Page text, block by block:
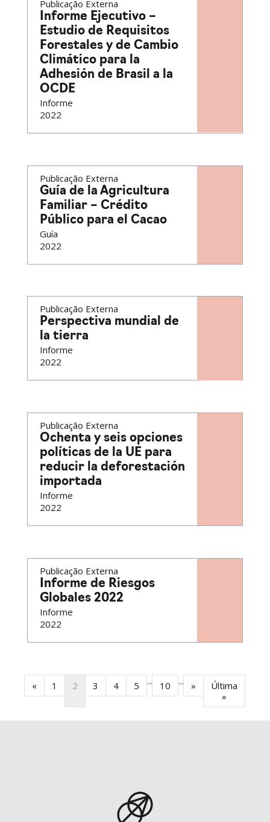
Publicação Externa
Informe Ejecutivo –
Estudio de Requisitos
Forestales y de Cambio
Climático para la
Adhesión de Brasil a la
OCDE
Informe
2022
Publicação Externa
Guía de la Agricultura
Familiar – Crédito
Público para el Cacao
Guía
2022
Publicação Externa
Perspectiva mundial de
la tierra
Informe
2022
Publicação Externa
Ochenta y seis opciones
políticas de la UE para
reducir la deforestación
importada
Informe
2022
Publicação Externa
Informe de Riesgos
Globales 2022
Informe
2022
« 1 2 3 4 5 ... 10 ... »
Última
»